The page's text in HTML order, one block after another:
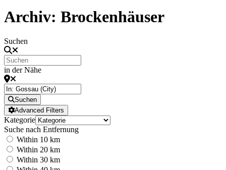
Archiv: Brockenhäuser
Suchen
in der Nähe
Suchen
Advanced Filters
Kategorie
Suche nach Entfernung
Within 10 km
Within 20 km
Within 30 km